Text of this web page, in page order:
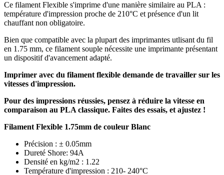
Ce filament Flexible s'imprime d'une manière similaire au PLA :
température d'impression proche de 210°C et présence d'un lit
chauffant non obligatoire.
Bien que compatible avec la plupart des imprimantes utlisant du fil
en 1.75 mm, ce filament souple nécessite une imprimante présentant
un dispositif d'avancement adapté.
Imprimer avec du filament flexible demande de travailler sur les
vitesses d'impression.
Pour des impressions réussies, pensez à réduire la vitesse en
comparaison au PLA classique. Faites des essais, et ajustez !
Filament Flexible 1.75mm de couleur Blanc
Précision : ± 0.05mm
Dureté Shore: 94A
Densité en kg/m2 : 1.22
Température d'impression : 210- 240°C